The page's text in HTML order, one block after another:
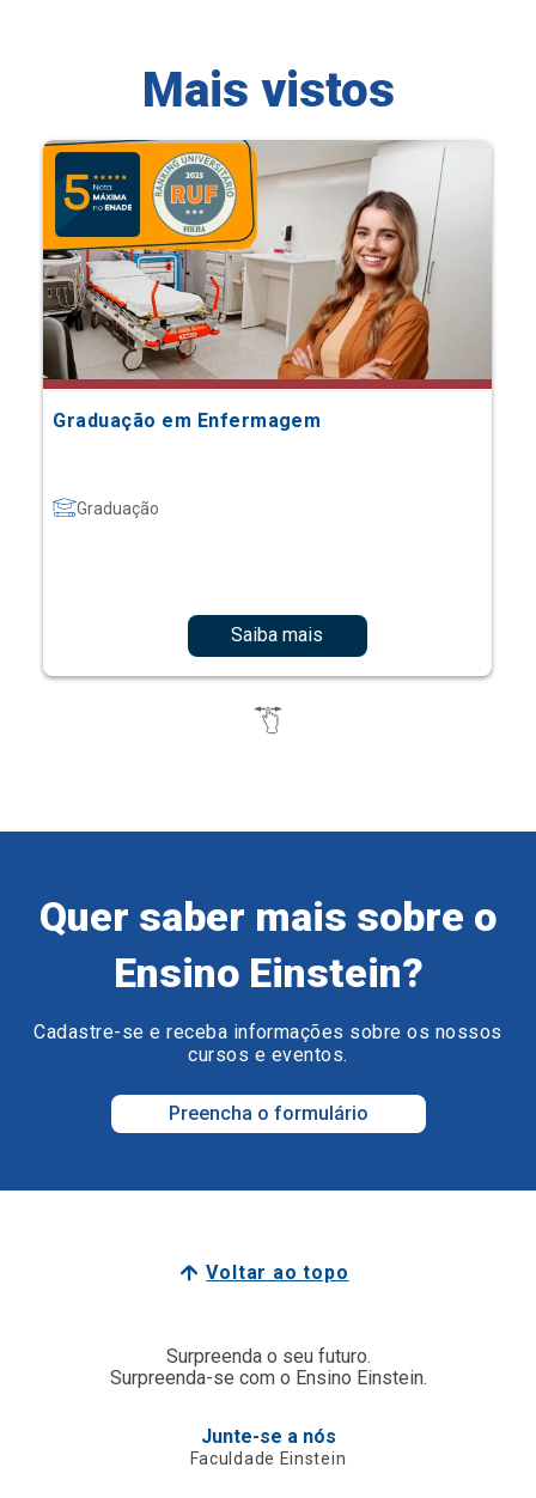
Mais vistos
Graduação em Enfermagem
Graduação
Saiba mais
Quer saber mais sobre o
Ensino Einstein?
Cadastre-se e receba informações sobre os nossos
cursos e eventos.
Preencha o formulário
Voltar ao topo
Surpreenda o seu futuro.
Surpreenda-se com o Ensino Einstein.
Junte-se a nós
Faculdade Einstein